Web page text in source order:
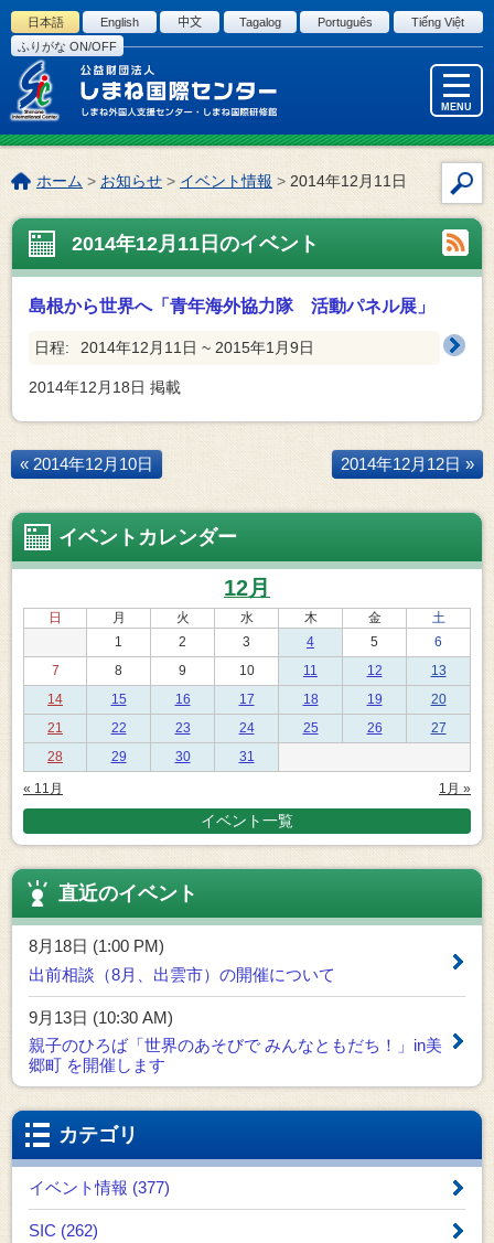
このページの本文へ
日本語 English 中文 Tagalog Português
Tiếng Việt
ふりがな ON/OFF
MENU
イ
ト
内
こ
の
ペ
ジ
ホーム> お知らせ> イベント情報 >2014年12月11日
2014年12月11日のイベント
島根から世界へ「青年海外協力隊 活動パネル展」
日程: 2014年12月11日 ~ 2015年1月9日
2014年12月18日 掲載
« 2014年12月10日 2014年12月12日 »
イベントカレンダー
12月
日 月 火 水 木 金
土
1
2 3 4 5
6
7
8 9 10 11 12
13
14
15 16 17 18 19
20
21
22 23 24 25 26
27
28
29 30 31
« 11月 1月 »
イベント一覧
直近のイベント
8月18日 (1:00 PM)
出前相談（8月、出雲市）の開催について
9月13日 (10:30 AM)
親子のひろば「世界のあそびで みんなともだち！」in美
郷町 を開催します
カテゴリ
イベント情報 (377)
SIC (262)